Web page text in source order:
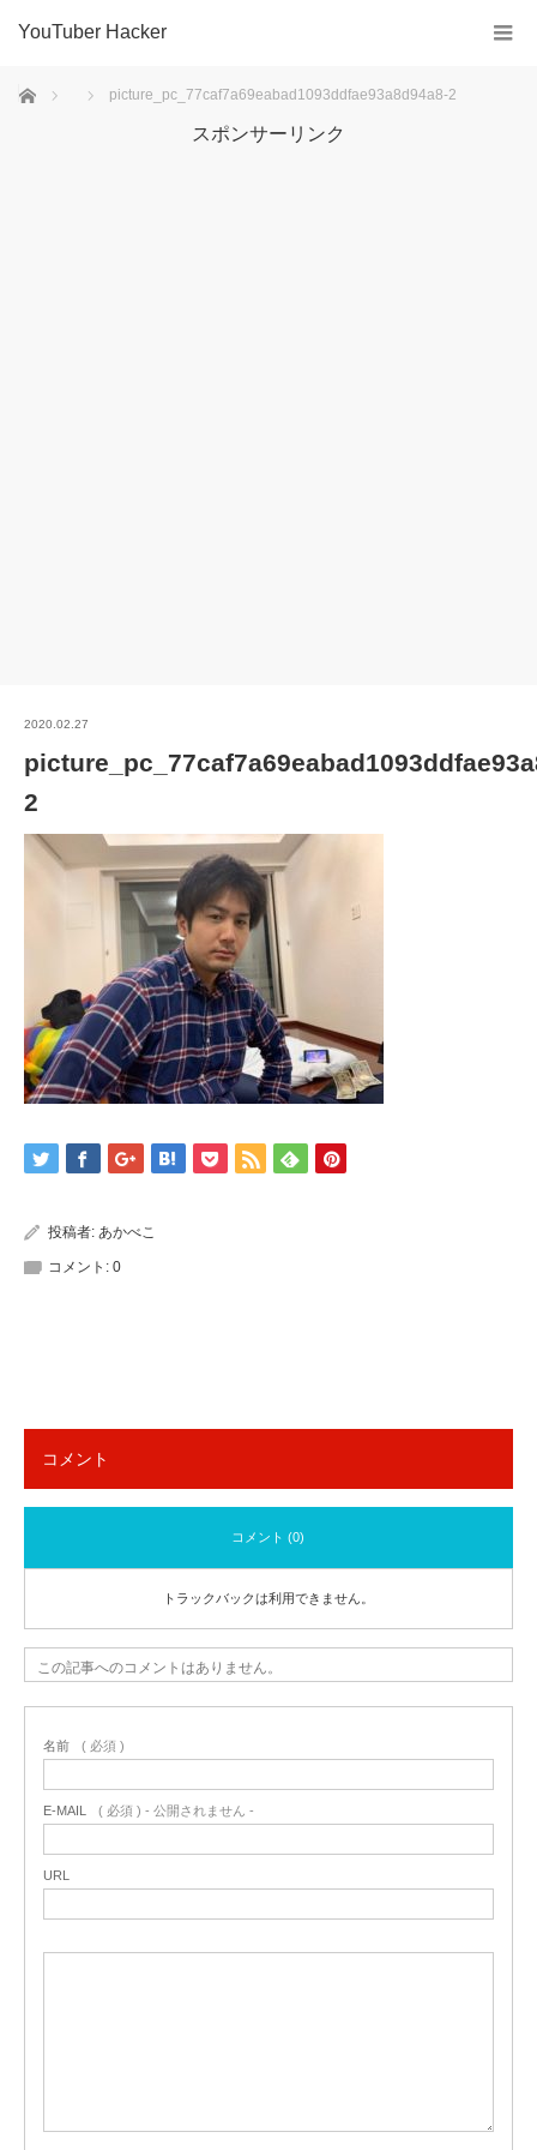
YouTuber Hacker
ホーム picture_pc_77caf7a69eabad1093ddfae93a8d94a8-2
スポンサーリンク
2020.02.27
2
投稿者: あかべこ
コメント: 0
コメント
コメント (0)
トラックバックは利用できません。
この記事へのコメントはありません。
名前 ( 必須 )
E-MAIL ( 必須 ) - 公開されません -
URL